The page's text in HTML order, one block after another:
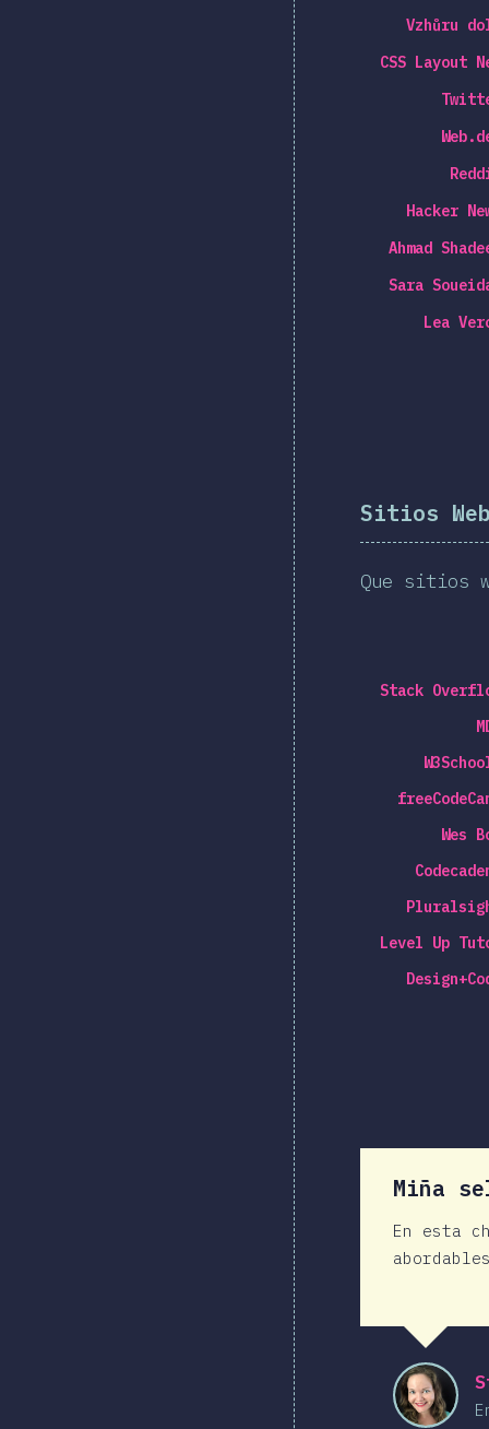
Lea
Sara
Ahmad
Hacker
CSS Layout
Vzhůru
Sitios
Que sitios
Level Up
Wes
Stack
Miña
En esta